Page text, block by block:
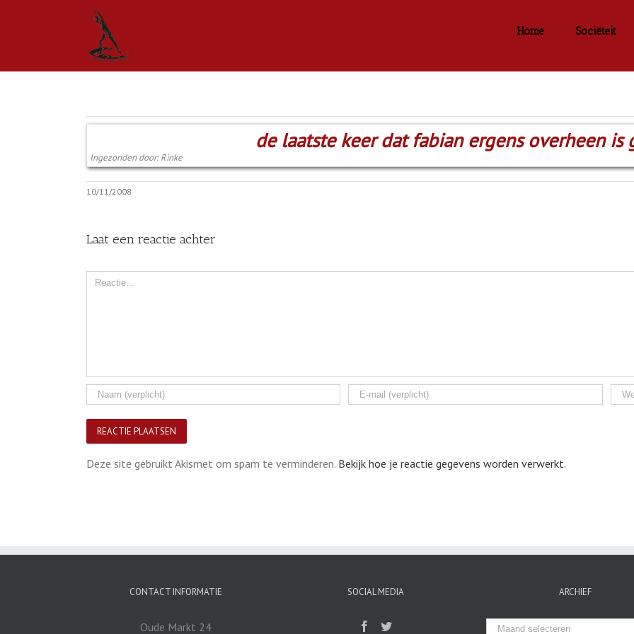
Home Sociëteit
de laatste keer dat fabian ergens overheen is
Ingezonden door: Rinke
10/11/2008
Laat een reactie achter
Comment
Deze site gebruikt Akismet om spam te verminderen. Bekijk hoe je reactie gegevens worden verwerkt.
CONTACT INFORMATIE
Oude Markt 24
SOCIAL MEDIA ARCHIEF